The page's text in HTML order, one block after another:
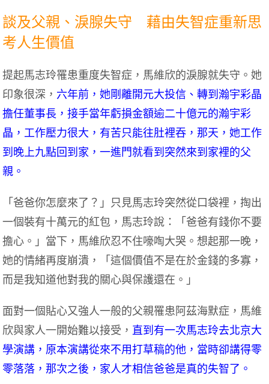
談及父親、淚腺失守 藉由失智症重新思
考人生價值
提起馬志玲罹患重度失智症，馬維欣的淚腺就失守。她
印象很深， 六年前，她剛離開元大投信、轉到瀚宇彩晶
擔任董事長，接手當年虧損金額逾二十億元的瀚宇彩
晶，工作壓力很大，有苦只能往肚裡吞，那天，她工作
到晚上九點回到家，一進門就看到突然來到家裡的父
親。
「爸爸你怎麼來了？」只見馬志玲突然從口袋裡，掏出
一個裝有十萬元的紅包，馬志玲說：「爸爸有錢你不要
擔心。」當下，馬維欣忍不住嚎啕大哭。想起那一晚，
她的情緒再度崩潰，「這個價值不是在於金錢的多寡，
而是我知道他對我的關心與保護還在。」
面對一個貼心又強人一般的父親罹患阿茲海默症，馬維
欣與家人一開始難以接受， 直到有一次馬志玲去北京大
學演講，原本演講從來不用打草稿的他，當時卻講得零
零落落，那次之後，家人才相信爸爸是真的失智了。